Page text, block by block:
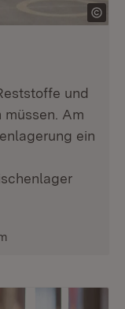
und
Am
ein